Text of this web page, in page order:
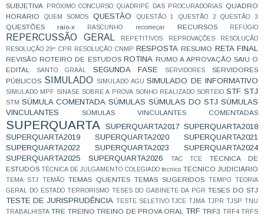
SUBJETIVA
PRÓXIMO CONCURSO QUADRIPÉ DAS PROCURADORIAS
QUADRO
HORÁRIO
QUEM SOMOS QUESTÃO QUESTÃO 1 QUESTÃO 2 QUESTÃO 3
QUESTÕES raio-x RASCUNHO recomeçar RECURSOS REFÚGIO
REPERCUSSÃO GERAL REPETITIVOS REPROVAÇÕES
RESOLUÇÃO
RESOLUÇÃO 29º CPR
RESOLUÇÃO CNMP RESPOSTA RESUMO RETA FINAL
REVISÃO ROTEIRO DE ESTUDOS ROTINA RUMO A APROVAÇÃO SAIU O
EDITAL
SANTO GRAAL SEGUNDA FASE SERVIDORES
SERVIDORES
PÚBLICOS SIMULADO SIMULADO AGU SIMULADO DE INFORMATIVO
SIMULADO MPF SINASE SOBRE A PROVA SONHO REALIZADO SORTEIO STF STJ
STM SÚMULA COMENTADA SÚMULAS SÚMULAS DO STJ SÚMULAS
VINCULANTES
SÚMULAS VINCULANTES COMENTADAS
SUPERQUARTA SUPERQUARTA2017 SUPERQUARTA2018
SUPERQUARTA2019
SUPERQUARTA2020
SUPERQUARTA2021
SUPERQUARTA2022
SUPERQUARTA2023
SUPERQUARTA2024
SUPERQUARTA2025
SUPERQUARTA2026 TAC TCE
TÉCNICA DE
ESTUDOS TÉCNICA DE JULGAMENTO COLEGIADO tecnico TÉCNICO JUDICIÁRIO
TEMA STJ TEMÃO TEMAS QUENTES TEMAS SUGERIDOS TEMPO
TEORIA
GERAL DO ESTADO TERRORISMO TESES DO GABINETE DA PGR TESES DO STJ
TESTE DE JURISPRUDÊNCIA TESTE SELETIVO TJCE TJMA TJPR TJSP TNU
TRABALHISTA TRE TREINO TREINO DE PROVA ORAL TRF TRF3 TRF4 TRFS